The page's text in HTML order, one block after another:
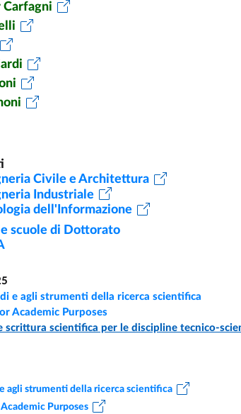
Carfagni
Civile e Architettura
Industriale
dell'Informazione
scuole di Dottorato
e agli strumenti della ricerca scientifica
Academic Purposes
scrittura scientifica per le discipline tecnico-
agli strumenti della ricerca scientifica
Purposes